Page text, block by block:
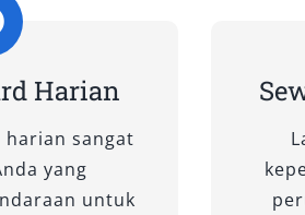
masing dengan
Hybrid CVT
seperti Precious Metal
kesan eksklusif. Dilengkapi
Harian
harian sangat
yang
untuk